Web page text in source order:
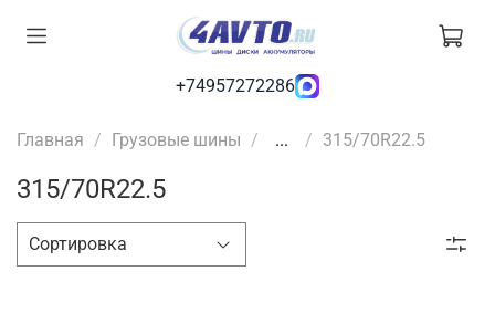
+74957272286
Главная Грузовые шины ... 315/70R22.5
315/70R22.5